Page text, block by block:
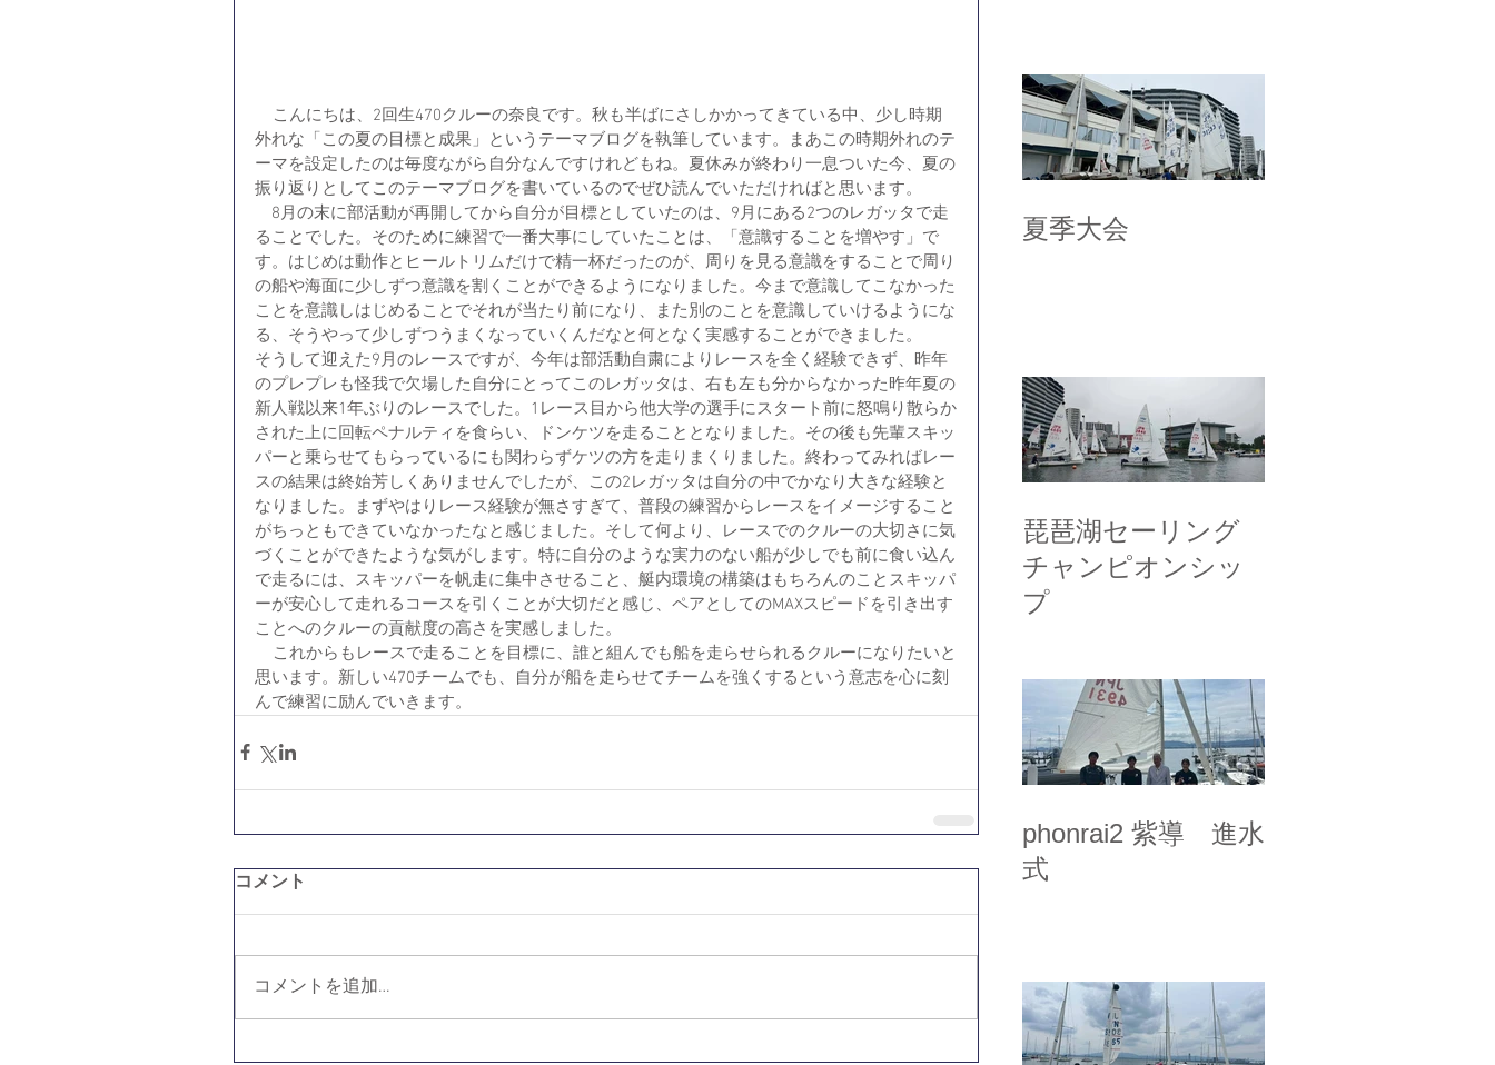
外れな「この夏の目標と成果」というテーマブログを執筆しています。まあこの時期外れのテ
ーマを設定したのは毎度ながら自分なんですけれどもね。夏休みが終わり一息ついた今、夏の
振り返りとしてこのテーマブログを書いているのでぜひ読んでいただければと思います。
8月の末に部活動が再開してから自分が目標としていたのは、9月にある2つのレガッタで走
ることでした。そのために練習で一番大事にしていたことは、「意識することを増やす」で
す。はじめは動作とヒールトリムだけで精一杯だったのが、周りを見る意識をすることで周り
の船や海面に少しずつ意識を割くことができるようになりました。今まで意識してこなかった
ことを意識しはじめることでそれが当たり前になり、また別のことを意識していけるようにな
る、そうやって少しずつうまくなっていくんだなと何となく実感することができました。
そうして迎えた9月のレースですが、今年は部活動自粛によりレースを全く経験できず、昨年
のプレプレも怪我で欠場した自分にとってこのレガッタは、右も左も分からなかった昨年夏の
新人戦以来1年ぶりのレースでした。1レース目から他大学の選手にスタート前に怒鳴り散らか
された上に回転ペナルティを食らい、ドンケツを走ることとなりました。その後も先輩スキッ
パーと乗らせてもらっているにも関わらずケツの方を走りまくりました。終わってみればレー
スの結果は終始芳しくありませんでしたが、この2レガッタは自分の中でかなり大きな経験と
なりました。まずやはりレース経験が無さすぎて、普段の練習からレースをイメージすること
がちっともできていなかったなと感じました。そして何より、レースでのクルーの大切さに気
づくことができたような気がします。特に自分のような実力のない船が少しでも前に食い込ん
で走るには、スキッパーを帆走に集中させること、艇内環境の構築はもちろんのことスキッパ
ーが安心して走れるコースを引くことが大切だと感じ、ペアとしてのMAXスピードを引き出す
ことへのクルーの貢献度の高さを実感しました。
思います。新しい470チームでも、自分が船を走らせてチームを強くするという意志を心に刻
んで練習に励んでいきます。
コメント
コメントを追加…
夏季大会
琵琶湖セーリング
チャンピオンシッ
プ
phonrai2 紫導 進水
式